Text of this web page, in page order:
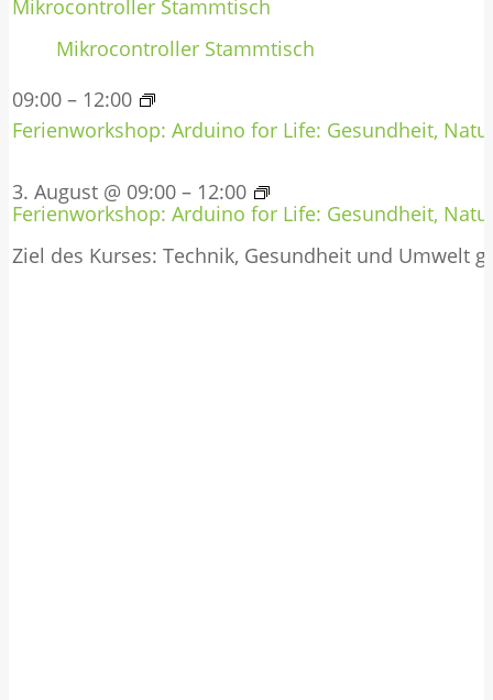
Mikrocontroller Stammtisch
Mikrocontroller Stammtisch
09:00 – 12:00
Ferienworkshop: Arduino for Life: Gesundheit,
3. August @ 09:00 – 12:00
Ferienworkshop: Arduino for Life: Gesundheit,
Ziel des Kurses: Technik, Gesundheit und Umwelt